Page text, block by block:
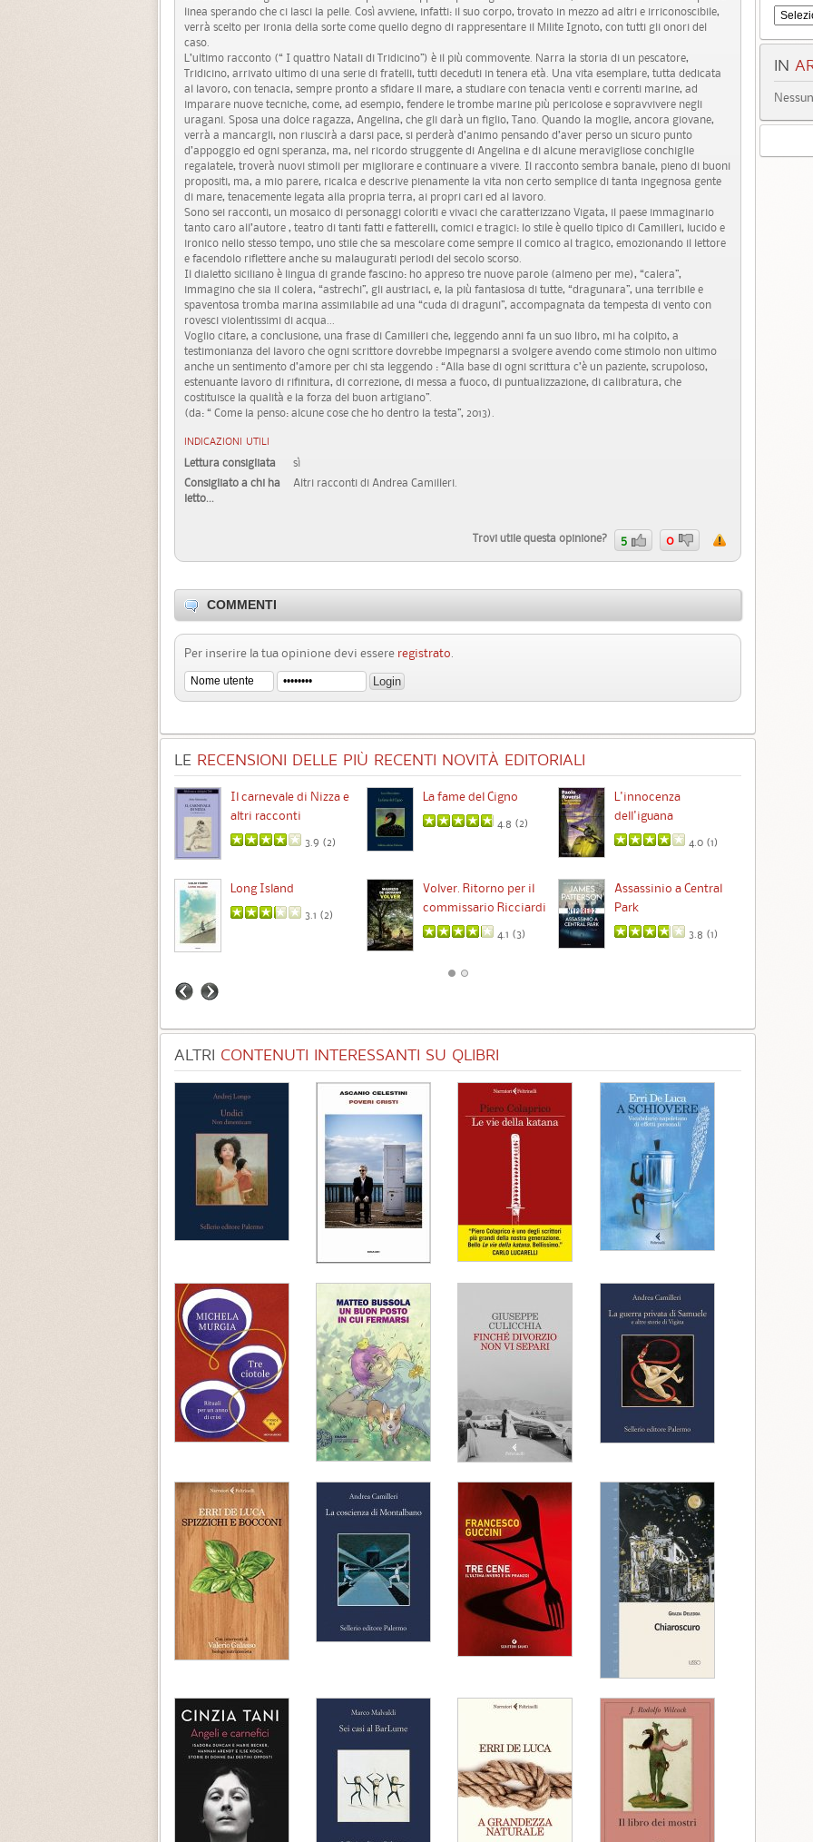
linea sperando che ci lasci la pelle. Così avviene, infatti: il suo corpo, trovato in mezzo ad altri e irriconoscibile,
verrà scelto per ironia della sorte come quello degno di rappresentare il Milite Ignoto, con tutti gli onori del
caso.
L’ultimo racconto (“ I quattro Natali di Tridicino”) è il più commovente. Narra la storia di un pescatore,
Tridicino, arrivato ultimo di una serie di fratelli, tutti deceduti in tenera età. Una vita esemplare, tutta dedicata
al lavoro, con tenacia, sempre pronto a sfidare il mare, a studiare con tenacia venti e correnti marine, ad
imparare nuove tecniche, come, ad esempio, fendere le trombe marine più pericolose e sopravvivere negli
uragani. Sposa una dolce ragazza, Angelina, che gli darà un figlio, Tano. Quando la moglie, ancora giovane,
verrà a mancargli, non riuscirà a darsi pace, si perderà d’animo pensando d’aver perso un sicuro punto
d’appoggio ed ogni speranza, ma, nel ricordo struggente di Angelina e di alcune meravigliose conchiglie
regalatele, troverà nuovi stimoli per migliorare e continuare a vivere. Il racconto sembra banale, pieno di buoni
propositi, ma, a mio parere, ricalca e descrive pienamente la vita non certo semplice di tanta ingegnosa gente
di mare, tenacemente legata alla propria terra, ai propri cari ed al lavoro.
Sono sei racconti, un mosaico di personaggi coloriti e vivaci che caratterizzano Vigata, il paese immaginario
tanto caro all’autore , teatro di tanti fatti e fatterelli, comici e tragici: lo stile è quello tipico di Camilleri, lucido e
ironico nello stesso tempo, uno stile che sa mescolare come sempre il comico al tragico, emozionando il lettore
e facendolo riflettere anche su malaugurati periodi del secolo scorso.
Il dialetto siciliano è lingua di grande fascino: ho appreso tre nuove parole (almeno per me), “calera”,
immagino che sia il colera, “astrechi”, gli austriaci, e, la più fantasiosa di tutte, “dragunara”, una terribile e
spaventosa tromba marina assimilabile ad una “cuda di draguni”, accompagnata da tempesta di vento con
rovesci violentissimi di acqua...
Voglio citare, a conclusione, una frase di Camilleri che, leggendo anni fa un suo libro, mi ha colpito, a
testimonianza del lavoro che ogni scrittore dovrebbe impegnarsi a svolgere avendo come stimolo non ultimo
anche un sentimento d’amore per chi sta leggendo : “Alla base di ogni scrittura c’è un paziente, scrupoloso,
estenuante lavoro di rifinitura, di correzione, di messa a fuoco, di puntualizzazione, di calibratura, che
costituisce la qualità e la forza del buon artigiano”.
(da: “ Come la penso: alcune cose che ho dentro la testa”, 2013).
INDICAZIONI UTILI
Lettura consigliata
sì
Consigliato a chi ha
letto...
Altri racconti di Andrea Camilleri.
Trovi utile questa opinione? 5 0
COMMENTI
Per inserire la tua opinione devi essere registrato
LE RECENSIONI DELLE PIÙ RECENTI NOVITÀ EDITORIALI
Il carnevale di Nizza e
altri racconti
3.9 (2)
La fame del Cigno
4.8 (2)
L'innocenza
dell'iguana
4.0 (1)
Long Island
3.1 (2)
Volver. Ritorno per il
commissario Ricciardi
4.1 (3)
Assassinio a Central
Park
3.8 (1)
ALTRI CONTENUTI INTERESSANTI SU QLIBRI
IN